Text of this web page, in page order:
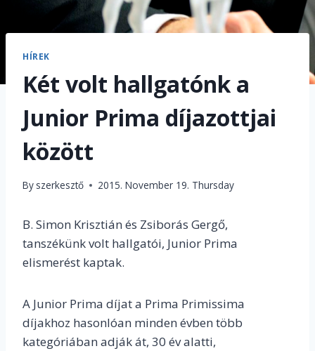
HÍREK
Két volt hallgatónk a
Junior Prima díjazottjai
között
By szerkesztő 2015. November 19. Thursday
B. Simon Krisztián és Zsiborás Gergő,
tanszékünk volt hallgatói, Junior Prima
elismerést kaptak.
A Junior Prima díjat a Prima Primissima
díjakhoz hasonlóan minden évben több
kategóriában adják át, 30 év alatti,